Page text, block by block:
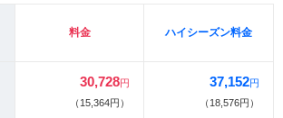
料金 ハイシーズン料金
30,728円
（15,364円）
37,152円
（18,576円）